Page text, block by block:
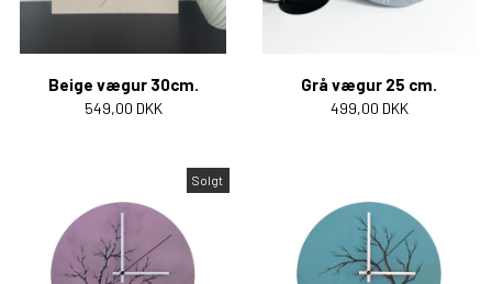
Beige vægur 30cm.
549,00 DKK
Grå vægur 25 cm.
499,00 DKK
Solgt